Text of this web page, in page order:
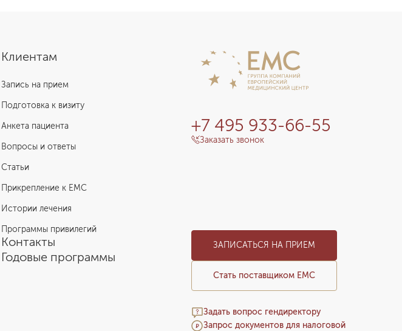
Клиентам
Запись на прием
Подготовка к визиту
Анкета пациента
Вопросы и ответы
Статьи
Прикрепление к EMC
Истории лечения
Программы привилегий
Контакты
Годовые программы
+7 495 933-66-55
Заказать звонок
ЗАПИСАТЬСЯ НА ПРИЕМ
Стать поставщиком ЕМС
Задать вопрос гендиректору
Запрос документов для налоговой